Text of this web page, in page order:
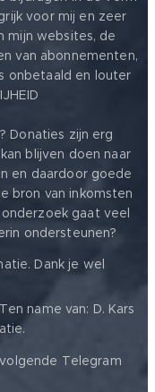
voor mij en zeer
mijn websites, de
van abonnementen,
onbetaald en louter
❤️
Donaties zijn erg
blijven doen naar
en daardoor goede
bron van inkomsten
gaat veel
ondersteunen?
Dank je wel
name van: D. Kars
Telegram